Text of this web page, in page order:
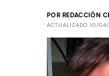
POR REDACCIÓN
ACTUALIZADO 10/